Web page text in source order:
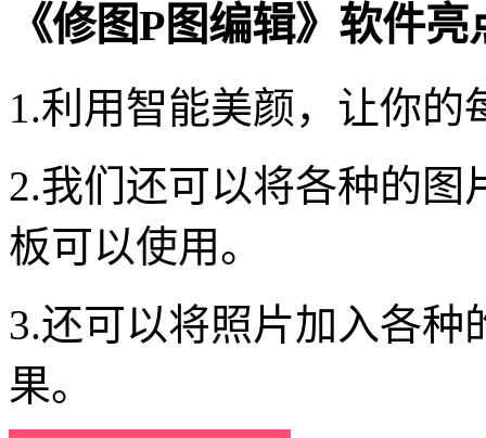
《修图P图编辑》软件亮
1.利用智能美颜，让你
2.我们还可以将各种的
板可以使用。
3.还可以将照片加入各种
果。